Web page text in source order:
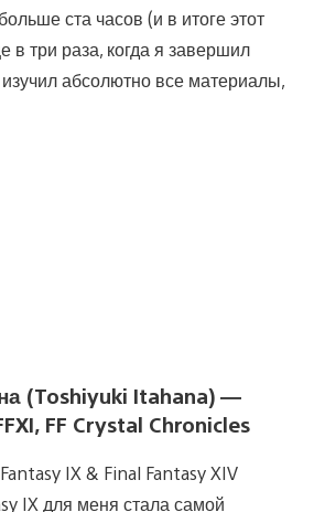
ста часов (и в итоге этот
в три раза, когда я завершил
абсолютно все материалы,
(Toshiyuki Itahana) —
FF Crystal Chronicles
IX & Final Fantasy XIV
IX для меня стала самой